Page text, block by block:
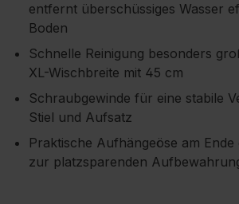
entfernt überschüssiges Wasser
Boden
Schnelle Reinigung besonders
XL-Wischbreite mit 45 cm
Schraubgewinde für eine stabile
Stiel und Aufsatz
Praktische Aufhängeöse am Ende
zur platzsparenden